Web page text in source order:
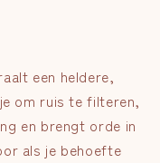
een heldere,
om ruis te filteren,
en brengt orde in
als je behoefte